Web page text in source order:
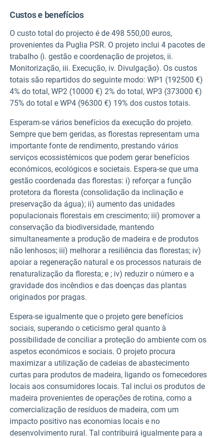
Custos e benefícios
O custo total do projecto é de 498 550,00 euros,
provenientes da Puglia PSR. O projeto inclui 4 pacotes de
trabalho (i. gestão e coordenação de projetos, ii.
Monitorização, iii. Execução, iv. Divulgação). Os custos
totais são repartidos do seguinte modo: WP1 (192500 €)
4% do total, WP2 (10000 €) 2% do total, WP3 (373000 €)
75% do total e WP4 (96300 €) 19% dos custos totais.
Esperam-se vários benefícios da execução do projeto.
Sempre que bem geridas, as florestas representam uma
importante fonte de rendimento, prestando vários
serviços ecossistémicos que podem gerar benefícios
económicos, ecológicos e societais. Espera-se que uma
gestão coordenada das florestas: i) reforçar a função
protetora da floresta (consolidação da inclinação e
preservação da água); ii) aumento das unidades
populacionais florestais em crescimento; iii) promover a
conservação da biodiversidade, mantendo
simultaneamente a produção de madeira e de produtos
não lenhosos; iii) melhorar a resiliência das florestas; iv)
apoiar a regeneração natural e os processos naturais de
renaturalização da floresta; e ; iv) reduzir o número e a
gravidade dos incêndios e das doenças das plantas
originados por pragas.
Espera-se igualmente que o projeto gere benefícios
sociais, superando o ceticismo geral quanto à
possibilidade de conciliar a proteção do ambiente com os
aspetos económicos e sociais. O projeto procura
maximizar a utilização de cadeias de abastecimento
curtas para produtos de madeira, ligando os fornecedores
locais aos consumidores locais. Tal inclui os produtos de
madeira provenientes de operações de rotina, como a
comercialização de resíduos de madeira, com um
impacto positivo nas economias locais e no
desenvolvimento rural. Tal contribuirá igualmente para a